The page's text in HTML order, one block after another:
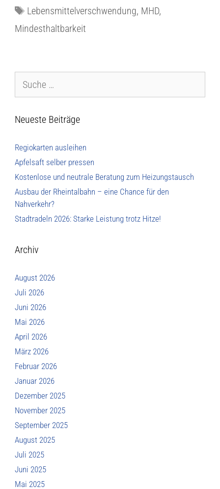
Lebensmittelverschwendung, MHD,
Mindesthaltbarkeit
Neueste Beiträge
Regiokarten ausleihen
Apfelsaft selber pressen
Kostenlose und neutrale Beratung zum Heizungstausch
Ausbau der Rheintalbahn – eine Chance für den
Nahverkehr?
Stadtradeln 2026: Starke Leistung trotz Hitze!
Archiv
August 2026
Juli 2026
Juni 2026
Mai 2026
April 2026
März 2026
Februar 2026
Januar 2026
Dezember 2025
November 2025
September 2025
August 2025
Juli 2025
Juni 2025
Mai 2025